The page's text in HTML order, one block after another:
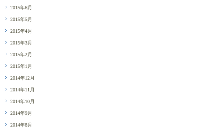
2015年6月
2015年5月
2015年4月
2015年3月
2015年2月
2015年1月
2014年12月
2014年11月
2014年10月
2014年9月
2014年8月